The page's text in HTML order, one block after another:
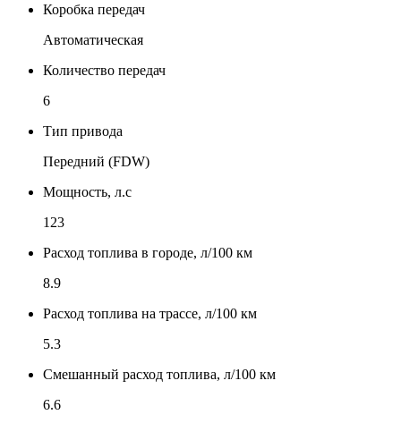
Коробка передач
Автоматическая
Количество передач
6
Тип привода
Передний (FDW)
Мощность, л.с
123
Расход топлива в городе, л/100 км
8.9
Расход топлива на трассе, л/100 км
5.3
Смешанный расход топлива, л/100 км
6.6